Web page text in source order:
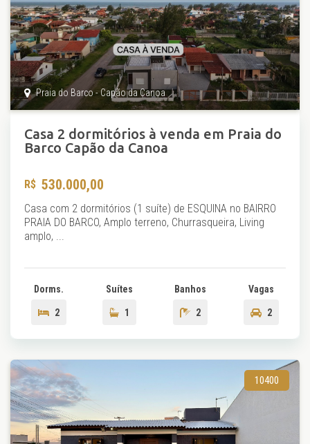
Praia do Barco - Capão da Canoa
Casa 2 dormitórios à venda em Praia do
Barco Capão da Canoa
530.000,00
Casa com 2 dormitórios (1 suíte) de ESQUINA no BAIRRO
PRAIA DO BARCO, Amplo terreno, Churrasqueira, Living
amplo, ...
Dorms.
2
Suítes
1
Banhos
2
Vagas
2
10400